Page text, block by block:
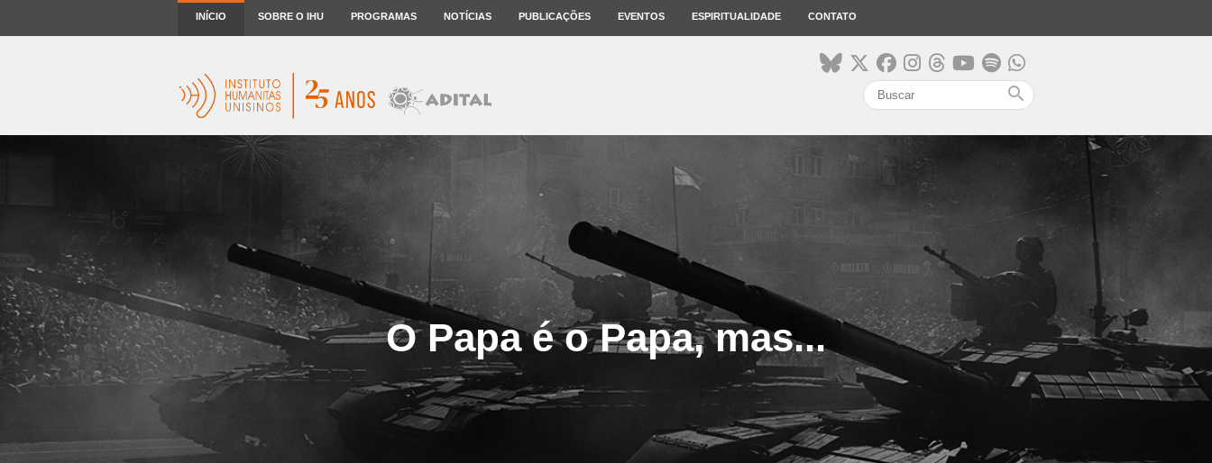
INÍCIO SOBRE O IHU PROGRAMAS NOTÍCIAS PUBLICAÇÕES EVENTOS ESPIRITUALIDADE CONTATO
search
O Papa é o Papa, mas...